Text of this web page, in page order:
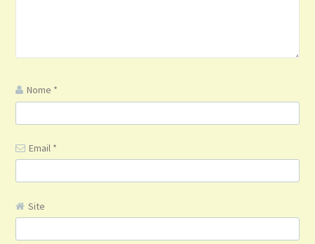
Nome *
Email *
Site